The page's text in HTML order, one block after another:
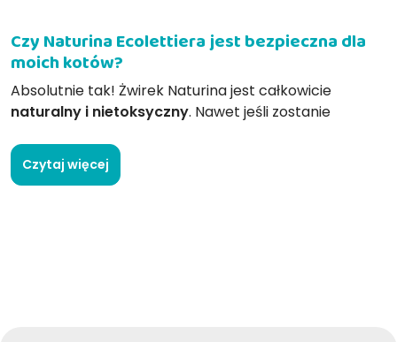
Czy Naturina Ecolettiera jest bezpieczna dla
moich kotów?
Absolutnie tak! Żwirek Naturina jest całkowicie
naturalny i nietoksyczny. Nawet jeśli zostanie
W jaki sposób żwirek Naturina pochłania koci
Czytaj więcej